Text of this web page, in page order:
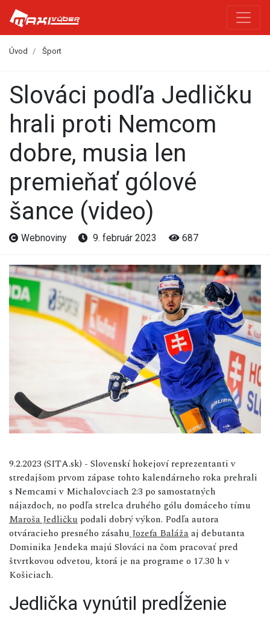
Úvod Šport
Slováci podľa Jedličku
hrali proti Nemcom
dobre, musia len
premieňať gólové
šance (video)
Webnoviny 9. február 2023 687
9.2.2023 (SITA.sk) - Slovenskí hokejoví reprezentanti v
stredajšom prvom zápase tohto kalendárneho roka prehrali
s Nemcami v Michalovciach 2:3 po samostatných
nájazdoch, no podľa strelca druhého gólu domáceho tímu
Maroša Jedličku podali dobrý výkon. Podľa autora
otváracieho presného zásahu Jozefa Balážaaj debutanta
Dominika Jendeka majú Slováci na čom pracovať pred
štvrtkovou odvetou, ktorá je na programe o 17.30 h v
Košiciach.
Jedlička vynútil predĺženie